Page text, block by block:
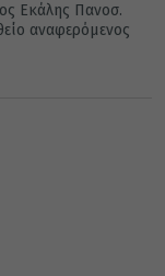
Εκάλης Πανοσ.
αναφερόμενος